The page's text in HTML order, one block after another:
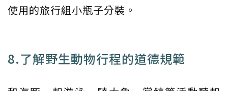
使用的旅行組小瓶子分裝。
8.了解野生動物行程的道德規範